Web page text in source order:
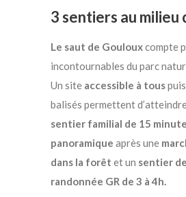
3 sentiers au milieu
Le saut de Goulouxcompte
incontournables du parc
Un site accessible à tous
balisés permettent
sentier familial de 15
panoramique après une
dans la forêt et un sentier
randonnée GR de 3 à 4h.